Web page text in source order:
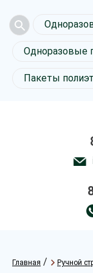
Одноразовые
Пакеты
Главная / Ручной